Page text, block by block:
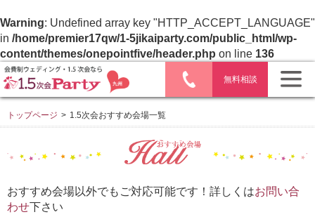
Warning: Undefined array key "HTTP_ACCEPT_LANGUAGE"
in /home/premier17qw/1-5jikaiparty.com/public_html/wp-
content/themes/onepointfive/header.php on line 136
無料相談
トップページ > 1.5次会おすすめ会場一覧
おすすめ会場以外でもご対応可能です！詳しくはお問い合
わせ下さい